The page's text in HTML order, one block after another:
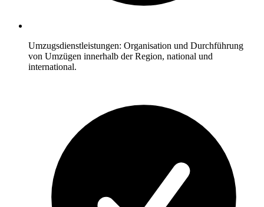
Umzugsdienstleistungen: Organisation und Durchführung
von Umzügen innerhalb der Region, national und
international.